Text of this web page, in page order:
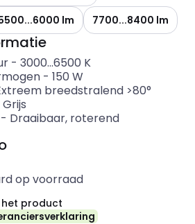
lm 7700...8400 lm
- 3000...6500 K
- 150 W
breedstralend >80°
Grijs
Draaibaar, roterend
op voorraad
product